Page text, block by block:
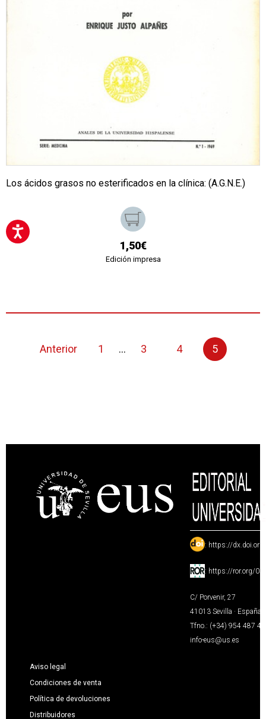
Los ácidos grasos no esterificados en la clínica: (A.G.N.E.)
1,50€
Edición impresa
Anterior 1 ... 3 4 5
: https://
: https://ror.org/
C/ Porvenir, 27
41013 Sevilla · España
Tfno.: (+34) 954 487
info-eus@us.es
Aviso legal
Condiciones de venta
Política de devoluciones
Distribuidores